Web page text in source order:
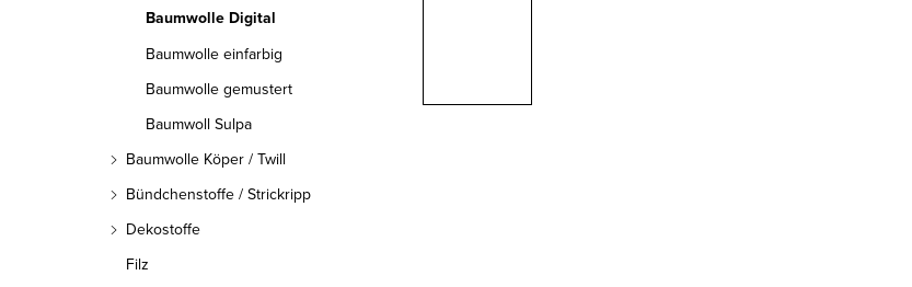
Baumwolle Digital
Baumwolle einfarbig
Baumwolle gemustert
Baumwoll Sulpa
Baumwolle Köper / Twill
Bündchenstoffe / Strickripp
Dekostoffe
Filz